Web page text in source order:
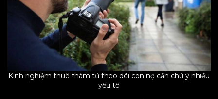
Kinh nghiệm thuê thám tử theo dõi con nợ cần chú ý nhiều
yếu tố